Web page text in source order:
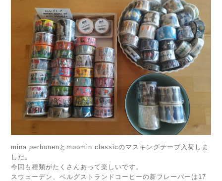
mina perhonenとmoomin classicのマスキングテープ入荷しま
した。
今回も種類がたくさんあって楽しいです。
スウェーデン、ベルグストランドコーヒーの新フレーバーは17